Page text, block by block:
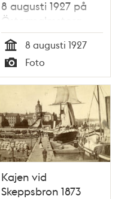
8 augusti 1927 på
Östermalmstorg
Tid
8 augusti 1927
Typ
Foto
Kajen vid
Skeppsbron 1873